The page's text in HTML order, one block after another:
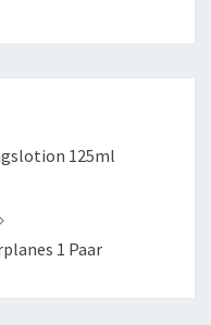
125ml
1 Paar